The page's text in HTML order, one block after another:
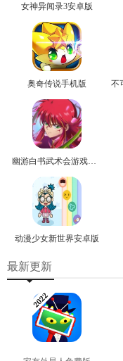
女神异闻录3安卓版
奥奇传说手机版
幽游白书武术会游戏正版
动漫少女新世界安卓版
最新更新